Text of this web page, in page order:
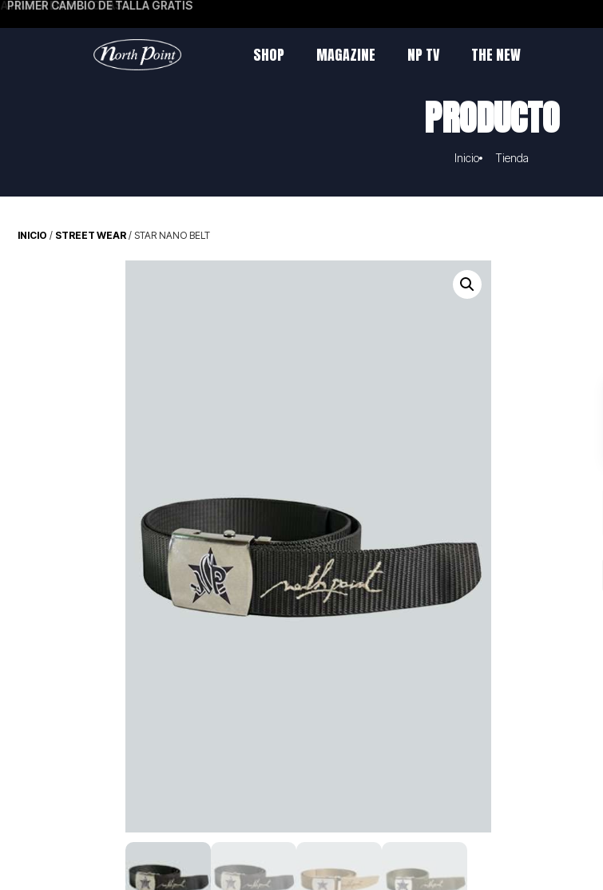
PRIMER CAMBIO DE TALLA GRATIS
SHOP MAGAZINE NP TV THE NEW
PRODUCTO
Inicio Tienda
INICIO / STREET WEAR / STAR NANO BELT